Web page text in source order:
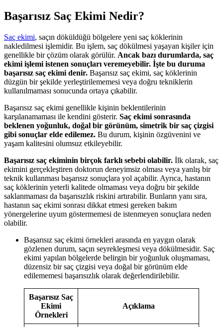
Başarısız Saç Ekimi Nedir?
Saç ekimi, saçın döküldüğü bölgelere yeni saç köklerinin
nakledilmesi işlemidir. Bu işlem, saç dökülmesi yaşayan kişiler için
genellikle bir çözüm olarak görülür. Ancak bazı durumlarda, saç
ekimi işlemi istenen sonuçları veremeyebilir. İşte bu duruma
başarısız saç ekimi denir. Başarısız saç ekimi, saç köklerinin
düzgün bir şekilde yerleştirilememesi veya doğru tekniklerin
kullanılmaması sonucunda ortaya çıkabilir.
Başarısız saç ekimi genellikle kişinin beklentilerinin
karşılanamaması ile kendini gösterir. Saç ekimi sonrasında
beklenen yoğunluk, doğal bir görünüm, simetrik bir saç çizgisi
gibi sonuçlar elde edilemez. Bu durum, kişinin özgüvenini ve
yaşam kalitesini olumsuz etkileyebilir.
Başarısız saç ekiminin birçok farklı sebebi olabilir. İlk olarak, saç
ekimini gerçekleştiren doktorun deneyimsiz olması veya yanlış bir
teknik kullanması başarısız sonuçlara yol açabilir. Ayrıca, hastanın
saç köklerinin yeterli kalitede olmaması veya doğru bir şekilde
saklanmaması da başarısızlık riskini artırabilir. Bunların yanı sıra,
hastanın saç ekimi sonrası dikkat etmesi gereken bakım
yönergelerine uyum göstermemesi de istenmeyen sonuçlara neden
olabilir.
Başarısız saç ekimi örnekleri arasında en yaygın olarak
gözlenen durum, saçın seyrekleşmesi veya dökülmesidir. Saç
ekimi yapılan bölgelerde belirgin bir yoğunluk oluşmaması,
düzensiz bir saç çizgisi veya doğal bir görünüm elde
edilememesi başarısızlık olarak değerlendirilebilir.
Başarısız Saç
Ekimi
Örnekleri
Açıklama